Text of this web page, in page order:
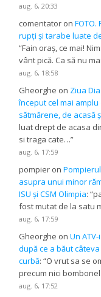
aug. 6, 20:33
comentator on
rupți și tarabe luate
“Fain oraș, ce mai!
vânt pică. Ca să nu
aug. 6, 18:58
Gheorghe on Ziua
început cel mai
sătmărene, de acasă
luat drept de acasa
si traga cate…”
aug. 6, 17:59
pompier on
asupra unui minor
ISU și CSM Olimpia: “
fost mutat de la satu
aug. 6, 17:59
Gheorghe onUn
după ce a băut
curbă: “O vrut sa se
precum nici
aug. 6, 17:52